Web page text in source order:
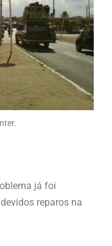
já foi
reparos na